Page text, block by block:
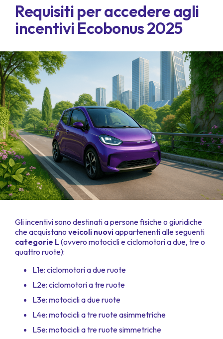
Requisiti per accedere agli
incentivi Ecobonus 2025
Gli incentivi sono destinati a persone fisiche o giuridiche
che acquistano veicoli nuoviappartenenti alle seguenti
categorie L(ovvero motocicli e ciclomotori a due, tre o
quattro ruote):
L1e: ciclomotori a due ruote
L2e: ciclomotori a tre ruote
L3e: motocicli a due ruote
L4e: motocicli a tre ruote asimmetriche
L5e: motocicli a tre ruote simmetriche